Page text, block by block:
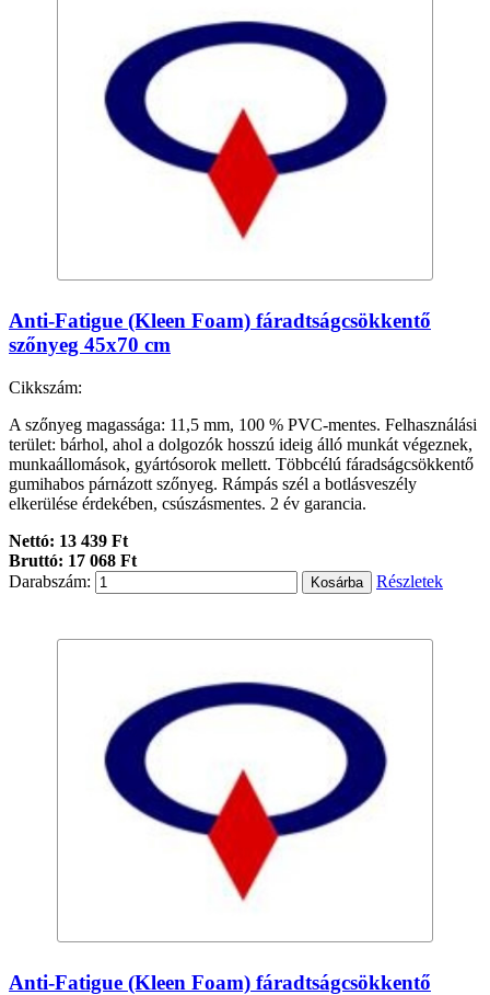
Anti-Fatigue (Kleen Foam) fáradtságcsökkentő
szőnyeg 45x70 cm
Cikkszám:
A szőnyeg magassága: 11,5 mm, 100 % PVC-mentes. Felhasználási
terület: bárhol, ahol a dolgozók hosszú ideig álló munkát végeznek,
munkaállomások, gyártósorok mellett. Többcélú fáradságcsökkentő
gumihabos párnázott szőnyeg. Rámpás szél a botlásveszély
elkerülése érdekében, csúszásmentes. 2 év garancia.
Nettó: 13 439 Ft
Bruttó: 17 068 Ft
Darabszám:
Részletek
Anti-Fatigue (Kleen Foam) fáradtságcsökkentő